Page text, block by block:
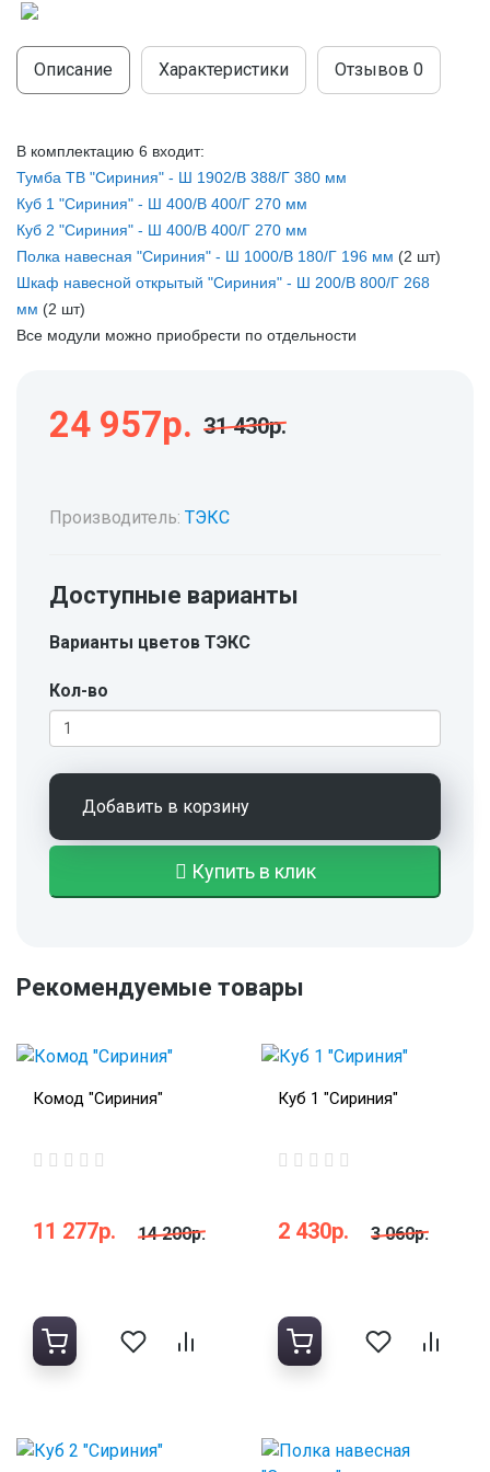
СТОЛЫ ПИСЬМЕННЫЕ
ТУМБЫ
МОДУЛЬНЫЕ КУХНИ
МОЙКИ
СТУЛЬЯ
ТАБУРЕТЫ
ШКАФЫ
ЭТАЖЕРКИ И БАНКЕТКИ
Описание Характеристики Отзывов 0
В комплектацию 6 входит:
Тумба ТВ "Сириния" - Ш 1902/В 388/Г 380 мм
Куб 1 "Сириния" - Ш 400/В 400/Г 270 мм
Куб 2 "Сириния" - Ш 400/В 400/Г 270 мм
Полка навесная "Сириния" - Ш 1000/В 180/Г 196 мм (2 шт)
Шкaф навесной открытый "Cириния" - Ш 200/В 800/Г 268
мм (2 шт)
Все модули можно приобрести по отдельности
24 957р. 31 430р.
Производитель: ТЭКС
Доступные варианты
Варианты цветов ТЭКС
Кол-во
Добавить в корзину
Купить в клик
Рекомендуемые товары
Комод "Сириния"
11 277р. 14 200р.
Куб 1 "Сириния"
2 430р. 3 060р.